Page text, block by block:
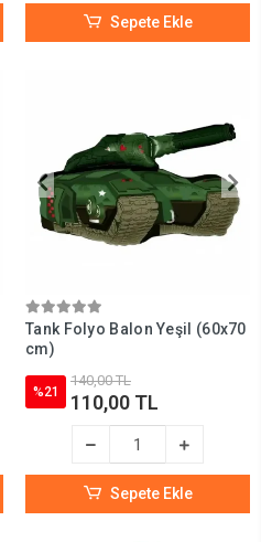
Sepete Ekle
Tank Folyo Balon Yeşil (60x70
cm)
%21
140,00 TL
110,00 TL
Sepete Ekle